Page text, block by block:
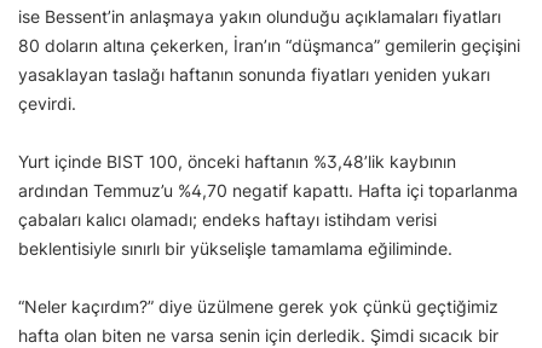
ise Bessent’in anlaşmaya yakın olunduğu açıklamaları fiyatları
80 doların altına çekerken, İran’ın “düşmanca” gemilerin geçişini
yasaklayan taslağı haftanın sonunda fiyatları yeniden yukarı
çevirdi.
Yurt içinde BIST 100, önceki haftanın %3,48’lik kaybının
ardından Temmuz’u %4,70 negatif kapattı. Hafta içi toparlanma
çabaları kalıcı olamadı; endeks haftayı istihdam verisi
beklentisiyle sınırlı bir yükselişle tamamlama eğiliminde.
“Neler kaçırdım?” diye üzülmene gerek yok çünkü geçtiğimiz
hafta olan biten ne varsa senin için derledik. Şimdi sıcacık bir